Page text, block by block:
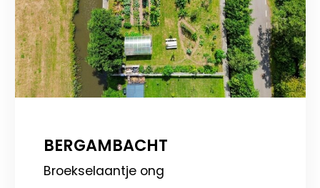
BERGAMBACHT
Broekselaantje ong